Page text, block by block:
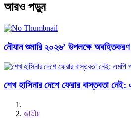
আরও পড়ুন
নৌযান শুমারি ২০২৬’ উপলক্ষে অবহিতকরণ
শেখ হাসিনার দেশে ফেরার বাস্তবতা নেই:
জাতীয়